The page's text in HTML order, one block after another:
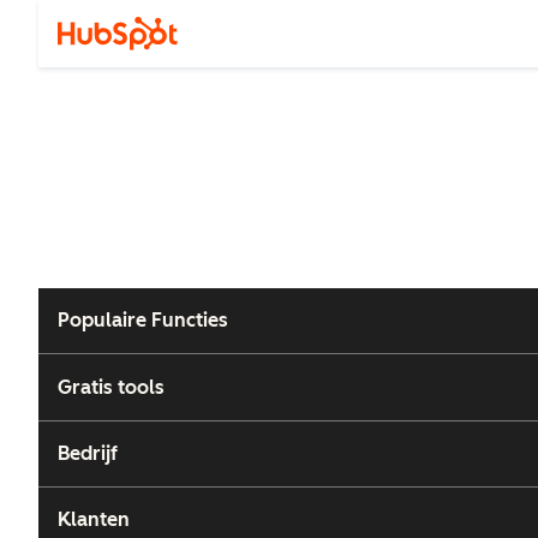
Populaire Functies
Gratis tools
Bedrijf
Klanten